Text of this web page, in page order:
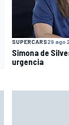
SUPERCARS29 ago
Simona de
urgencia